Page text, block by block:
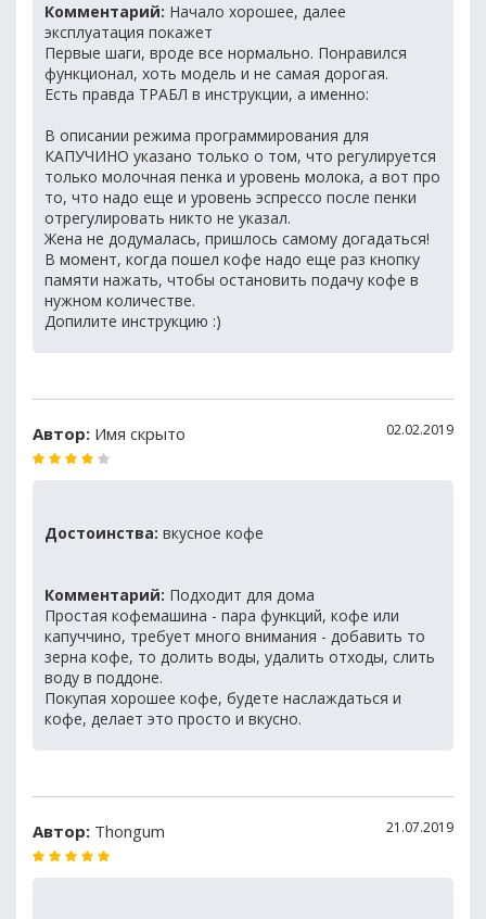
Комментарий: Начало хорошее, далее
эксплуатация покажет
Первые шаги, вроде все нормально. Понравился
функционал, хоть модель и не самая дорогая.
Есть правда ТРАБЛ в инструкции, а именно:
В описании режима программирования для
КАПУЧИНО указано только о том, что регулируется
только молочная пенка и уровень молока, а вот про
то, что надо еще и уровень эспрессо после пенки
отрегулировать никто не указал.
Жена не додумалась, пришлось самому догадаться!
В момент, когда пошел кофе надо еще раз кнопку
памяти нажать, чтобы остановить подачу кофе в
нужном количестве.
Допилите инструкцию :)
Автор: Имя скрыто 02.02.2019
Достоинства: вкусное кофе
Комментарий: Подходит для дома
Простая кофемашина - пара функций, кофе или
капуччино, требует много внимания - добавить то
зерна кофе, то долить воды, удалить отходы, слить
воду в поддоне.
Покупая хорошее кофе, будете наслаждаться и
кофе, делает это просто и вкусно.
Автор: Thongum 21.07.2019